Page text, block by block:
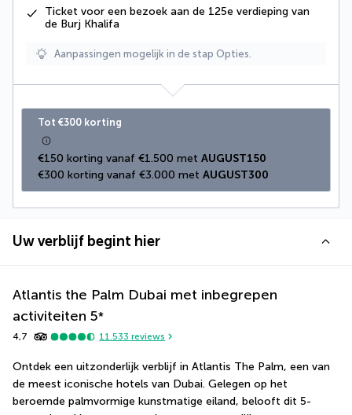
Ticket voor een bezoek aan de 125e verdieping van
de Burj Khalifa
Aanpassingen mogelijk in de stap Opties.
Tot €300 korting
€150 korting vanaf €1.500 met AUGUST150
€300 korting vanaf €3.000 met AUGUST300
Uw verblijf begint hier
Atlantis the Palm Dubai met inbegrepen
activiteiten 5*
4,7 11.533 reviews
Ontdek een uitzonderlijk verblijf in Atlantis The Palm, een van
de meest iconische hotels van Dubai. Gelegen op het
beroemde palmvormige kunstmatige eiland, belooft dit 5-